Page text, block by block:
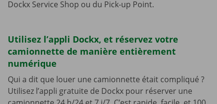
Dockx Service Shop ou du Pick-up Point.
Utilisez l’appli Dockx, et réservez votre
camionnette de manière entièrement
numérique
Qui a dit que louer une camionnette était compliqué ?
Utilisez l’appli gratuite de Dockx pour réserver une